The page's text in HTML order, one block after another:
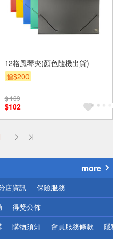
12格風琴夾(顏色隨機出貨)
贈$200
$ 109
$102
！
more
店資訊 保險服務
得獎公佈
購物須知 會員服務條款 隱